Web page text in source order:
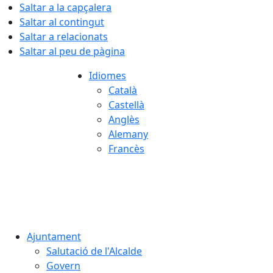
Saltar a la capçalera
Saltar al contingut
Saltar a relacionats
Saltar al peu de pàgina
Idiomes
Català
Castellà
Anglès
Alemany
Francès
Ajuntament
Salutació de l'Alcalde
Govern